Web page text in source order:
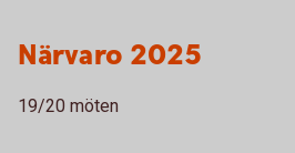
Närvaro 2025
19/20 möten